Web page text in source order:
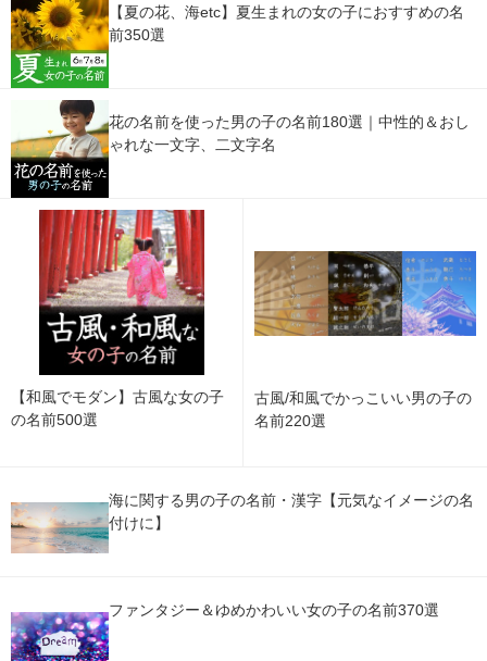
【夏の花、海etc】夏生まれの女の子におすすめの名
前350選
花の名前を使った男の子の名前180選｜中性的＆おし
ゃれな一文字、二文字名
【和風でモダン】古風な女の子
の名前500選
古風/和風でかっこいい男の子の
名前220選
海に関する男の子の名前・漢字【元気なイメージの名
付けに】
ファンタジー＆ゆめかわいい女の子の名前370選